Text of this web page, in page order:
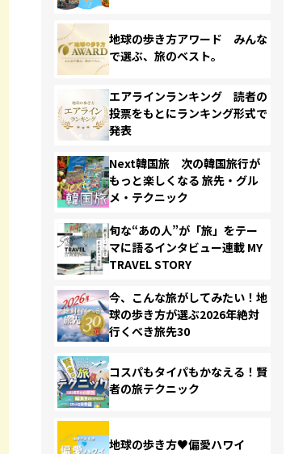
地球の歩き方アワード みんな
で選ぶ、旅のベスト。
エアラインランキング 読者の
投票をもとにランキング形式で
発表
Next韓国旅 次の韓国旅行が
もっと楽しくなる 旅先・グル
メ・テクニック
旬な“あの人”が「旅」をテー
マに語るインタビュー連載 MY
TRAVEL STORY
今、こんな旅がしてみたい！地
球の歩き方が選ぶ2026年絶対
行くべき旅先30
コスパもタイパもかなえる！賢
者の旅テクニック
地球の歩き方♥偏愛ハワイ